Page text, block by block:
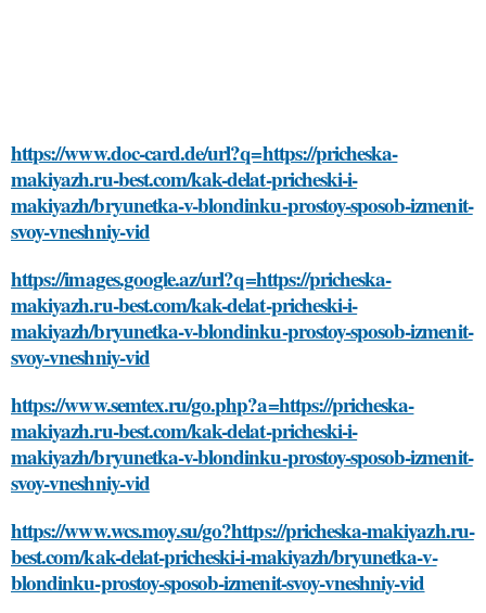
https://www.doc-card.de/url?q=https://pricheska-
makiyazh.ru-best.com/kak-delat-pricheski-i-
makiyazh/bryunetka-v-blondinku-prostoy-sposob-izmenit-
svoy-vneshniy-vid
https://images.google.az/url?q=https://pricheska-
makiyazh.ru-best.com/kak-delat-pricheski-i-
makiyazh/bryunetka-v-blondinku-prostoy-sposob-izmenit-
svoy-vneshniy-vid
https://www.semtex.ru/go.php?a=https://pricheska-
makiyazh.ru-best.com/kak-delat-pricheski-i-
makiyazh/bryunetka-v-blondinku-prostoy-sposob-izmenit-
svoy-vneshniy-vid
https://www.wcs.moy.su/go?https://pricheska-makiyazh.ru-
best.com/kak-delat-pricheski-i-makiyazh/bryunetka-v-
blondinku-prostoy-sposob-izmenit-svoy-vneshniy-vid